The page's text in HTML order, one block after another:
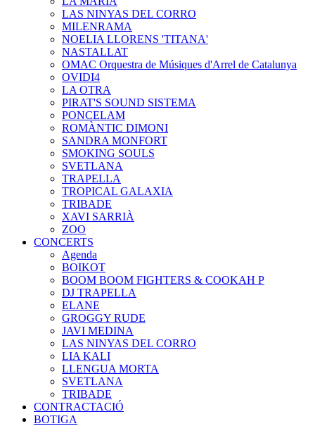
LAS NINYAS DEL CORRO
MILENRAMA
NOELIA LLORENS 'TITANA'
NASTALLAT
OMAC Orquestra de Músiques d'Arrel de Catalunya
OVIDI4
LA OTRA
PIRAT'S SOUND SISTEMA
PONCELAM
ROMÀNTIC DIMONI
SANDRA MONFORT
SMOKING SOULS
SVETLANA
TRAPELLA
TROPICAL GALAXIA
TRIBADE
XAVI SARRIÀ
ZOO
CONCERTS
Agenda
BOIKOT
BOOM BOOM FIGHTERS & COOKAH P
DJ TRAPELLA
ELANE
GROGGY RUDE
JAVI MEDINA
LAS NINYAS DEL CORRO
LIA KALI
LLENGUA MORTA
SVETLANA
TRIBADE
CONTRACTACIÓ
BOTIGA